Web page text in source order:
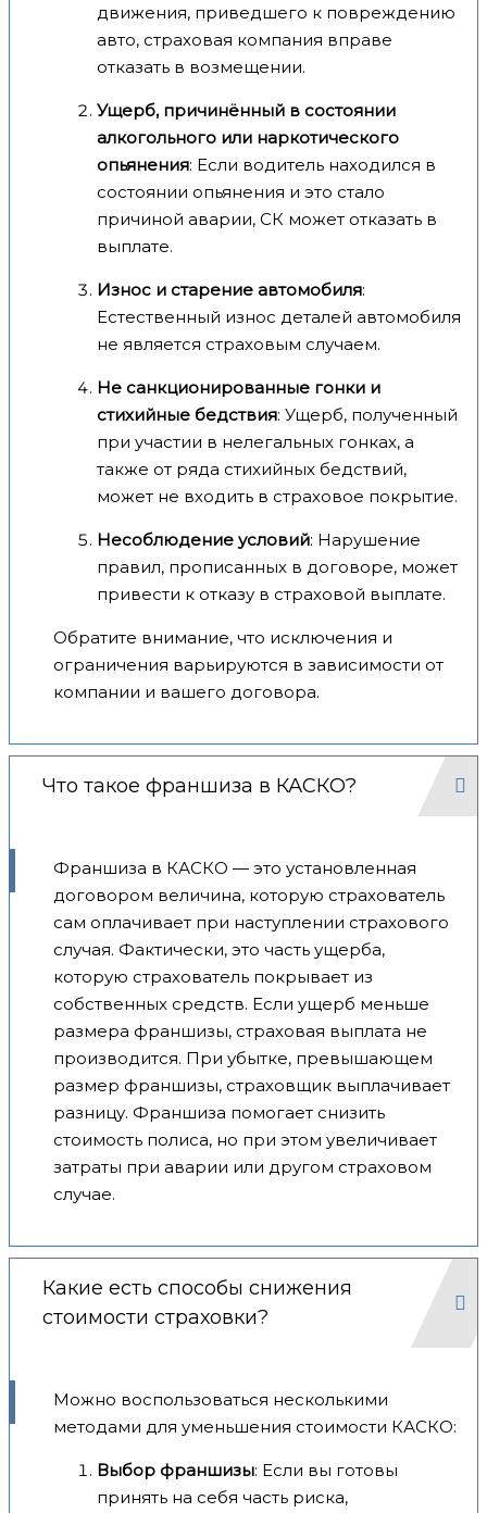
движения, приведшего к повреждению
авто, страховая компания вправе
отказать в возмещении.
Ущерб, причинённый в состоянии
алкогольного или наркотического
опьянения: Если водитель находился в
состоянии опьянения и это стало
причиной аварии, СК может отказать в
выплате.
Износ и старение автомобиля:
Естественный износ деталей автомобиля
не является страховым случаем.
Не санкционированные гонки и
стихийные бедствия: Ущерб, полученный
при участии в нелегальных гонках, а
также от ряда стихийных бедствий,
может не входить в страховое покрытие.
Несоблюдение условий: Нарушение
правил, прописанных в договоре, может
привести к отказу в страховой выплате.
Обратите внимание, что исключения и
ограничения варьируются в зависимости от
компании и вашего договора.
Что такое франшиза в КАСКО?
Франшиза в КАСКО — это установленная
договором величина, которую страхователь
сам оплачивает при наступлении страхового
случая. Фактически, это часть ущерба,
которую страхователь покрывает из
собственных средств. Если ущерб меньше
размера франшизы, страховая выплата не
производится. При убытке, превышающем
размер франшизы, страховщик выплачивает
разницу. Франшиза помогает снизить
стоимость полиса, но при этом увеличивает
затраты при аварии или другом страховом
случае.
Какие есть способы снижения
стоимости страховки?
Можно воспользоваться несколькими
методами для уменьшения стоимости КАСКО:
Выбор франшизы: Если вы готовы
принять на себя часть риска,